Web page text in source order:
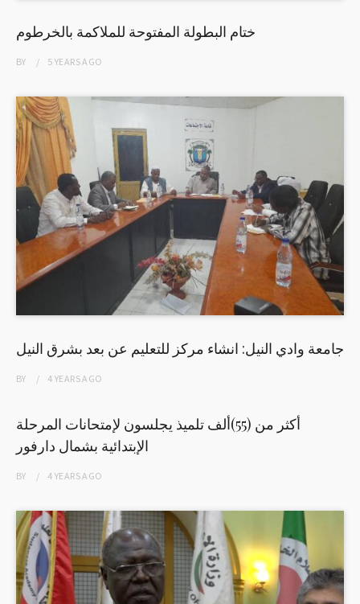
ختام البطولة المفتوحة للملاكمة بالخرطوم
BY 5 YEARSAGO
جامعة وادي النيل: انشاء مركز للتعليم عن بعد بشرق النيل
BY 4 YEARSAGO
أكثر من (55)ألف تلميذ يجلسون لإمتحانات المرحلة
الإبتدائية بشمال دارفور
BY 4 YEARSAGO